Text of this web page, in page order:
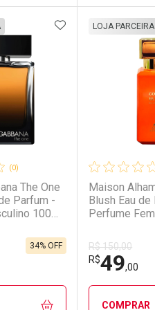
FECHAR
Desconto
FECHAR
Desconto
Ativar
Comprar
Por
Comprar
(0)
The One
Parfum -
100ml
34% OFF
ADICIONAR AOS
Maison
Blush Eau de
Perfume
LOJA PARCEIRA
R$ 150,00
R$49,00
COMPRAR